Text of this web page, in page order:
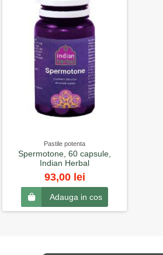
Pastile potenta
Spermotone, 60 capsule,
Indian Herbal
93,00 lei
Adauga in cos